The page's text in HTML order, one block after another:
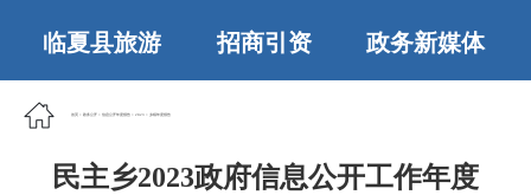
临夏县旅游 招商引资 政务新媒体
首页 政务公开 信息公开年度报告 2023 乡镇年度报告
民主乡2023政府信息公开工作年度